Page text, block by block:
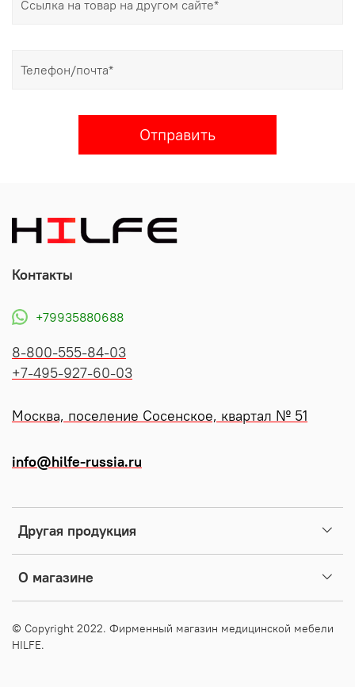
Отправить
Другая продукция
О магазине
Контакты
+79935880688
8-800-555-84-03
+7-495-927-60-03
Москва, поселение Сосенское, квартал № 51
info@hilfe-russia.ru
© Copyright 2022. Фирменный магазин медицинской мебели
HILFE.